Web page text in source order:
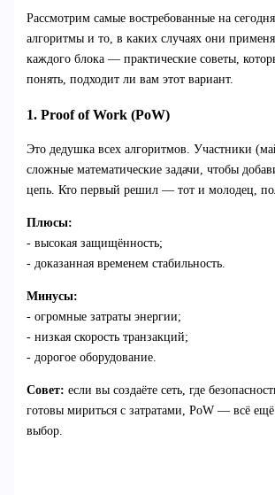
Рассмотрим самые востребованные на
алгоритмы и то, в каких случаях они
каждого блока — практические советы,
понять, подходит ли вам этот вариант.
1. Proof of Work (PoW)
Это дедушка всех алгоритмов. Участники
сложные математические задачи, чтобы
цепь. Кто первый решил — тот и молодец,
Плюсы:
- высокая защищённость;
- доказанная временем стабильность.
Минусы:
- огромные затраты энергии;
- низкая скорость транзакций;
- дорогое оборудование.
Совет: если вы создаёте сеть, где
готовы мириться с затратами, PoW — всё
выбор.